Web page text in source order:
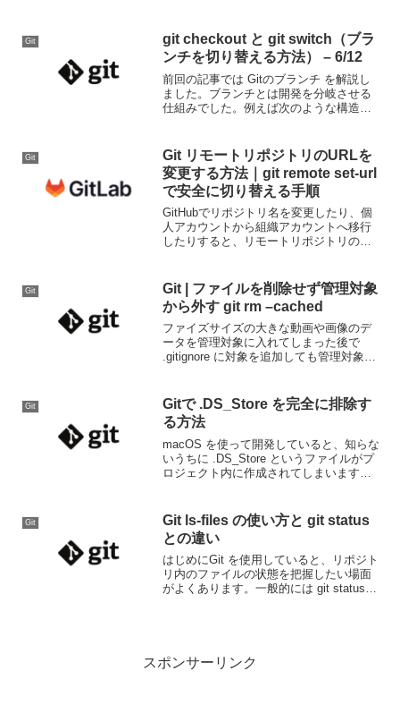
ングとい...
Git
git checkout と git switch（ブラ
ンチを切り替える方法） – 6/12
前回の記事では Gitのブランチ を解説し
ました。ブランチとは開発を分岐させる
仕組みでした。例えば次のような構造に
立して開発できます...
Git
Git リモートリポジトリのURLを
変更する方法｜git remote set-url
で安全に切り替える手順
GitHubでリポジトリ名を変更したり、個
人アカウントから組織アカウントへ移行
したりすると、リモートリポジトリの
ります。本記事では、既存のローカルリ
ポジトリを壊さずに...
Git
Git | ファイルを削除せず管理対象
から外す git rm –cached
ファイズサイズの大きな動画や画像のデ
ータを管理対象に入れてしまった後で
.gitignore に対象を追加しても管理対象か
要があります。ファイルを削除...
Git
Gitで .DS_Store を完全に排除す
る方法
macOS を使って開発していると、知らな
いうちに .DS_Store というファイルがプ
ロジェクト内に作成されてしまいます。
す。本記事では、.DS_S...
Git
Git ls-files の使い方と git status
との違い
はじめにGit を使用していると、リポジト
リ内のファイルの状態を把握したい場面
がよくあります。一般的には git status
スポンサーリンク